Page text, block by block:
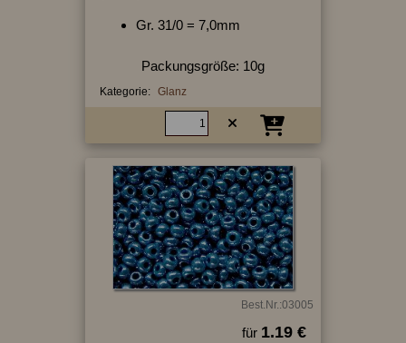
Gr. 31/0 = 7,0mm
Packungsgröße: 10g
Kategorie: Glanz
Best.Nr.:03005
für 1.19 €